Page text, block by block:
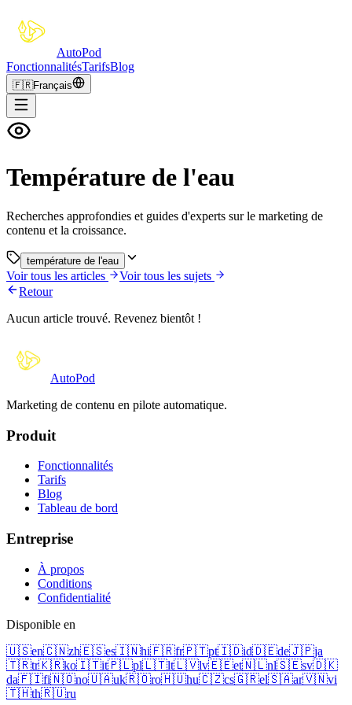
AutoPod
FonctionnalitésTarifsBlog
🇫🇷Français
Température de l'eau
Recherches approfondies et guides d'experts sur le marketing de
contenu et la croissance.
température de l'eau
Voir tous les articles
Voir tous les sujets
Retour
Aucun article trouvé. Revenez bientôt !
AutoPod
Marketing de contenu en pilote automatique.
Produit
Fonctionnalités
Tarifs
Blog
Tableau de bord
Entreprise
À propos
Conditions
Confidentialité
Disponible en
🇺🇸en🇨🇳zh🇪🇸es🇮🇳hi🇫🇷fr🇵🇹pt🇮🇩id🇩🇪de🇯🇵ja
🇹🇷tr🇰🇷ko🇮🇹it🇵🇱pl🇱🇹lt🇱🇻lv🇪🇪et🇳🇱nl🇸🇪sv🇩🇰
da🇫🇮fi🇳🇴no🇺🇦uk🇷🇴ro🇭🇺hu🇨🇿cs🇬🇷el🇸🇦ar🇻🇳vi
🇹🇭th🇷🇺ru